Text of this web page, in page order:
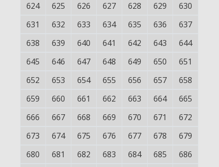
624
625 626 627 628 629
630
631
632 633 634 635 636
637
638
639 640 641 642 643
644
645
646 647 648 649 650
651
652
653 654 655 656 657
658
659
660 661 662 663 664
665
666
667 668 669 670 671
672
673
674 675 676 677 678
679
680
681 682 683 684 685
686